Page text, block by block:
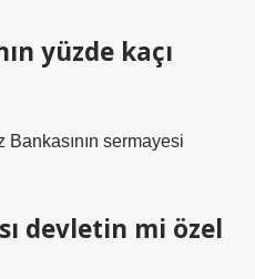
yüzde kaçı
sermayesi
devletin mi özel